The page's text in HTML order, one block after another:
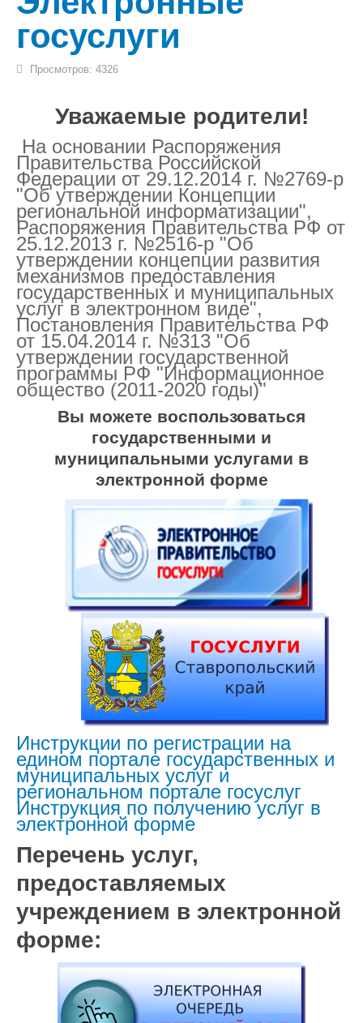
Борьба с коррупцией (2)
Постановления администрации
Памятки по ПДД (2)
Профсоюз (2)
ОРКСЭ (2)
Обучение детей с ОВЗ (2)
Электронные госуслуги (2)
Выпускнику (2)
Всероссийская олимпиада
школьников (2)
госуслуги
Просмотров: 4326
Уважаемые родители!
На основании Распоряжения
Правительства Российской
Федерации от 29.12.2014 г. №2769-р
"Об утверждении Концепции
региональной информатизации",
Распоряжения Правительства РФ от
25.12.2013 г. №2516-р "Об
утверждении концепции развития
механизмов предоставления
государственных и муниципальных
услуг в электронном виде",
Постановления Правительства РФ
от 15.04.2014 г. №313 "Об
утверждении государственной
программы РФ "Информационное
общество (2011-2020 годы)"
Вы можете воспользоваться
государственными и
муниципальными услугами в
электронной форме
Инструкции по регистрации на
едином портале государственных и
муниципальных услуг и
региональном портале госуслуг
Инструкция по получению услуг в
электронной форме
Перечень услуг,
предоставляемых
учреждением в электронной
форме: